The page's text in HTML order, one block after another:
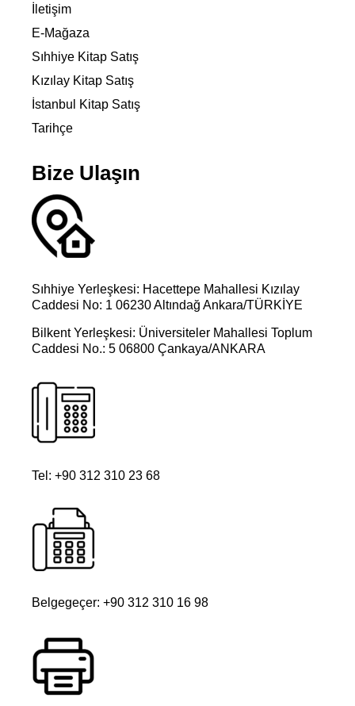
İletişim
E-Mağaza
Sıhhiye Kitap Satış
Kızılay Kitap Satış
İstanbul Kitap Satış
Tarihçe
Bize Ulaşın
Sıhhiye Yerleşkesi: Hacettepe Mahallesi Kızılay
Caddesi No: 1 06230 Altındağ Ankara/TÜRKİYE
Bilkent Yerleşkesi: Üniversiteler Mahallesi Toplum
Caddesi No.: 5 06800 Çankaya/ANKARA
Tel: +90 312 310 23 68
Belgegeçer: +90 312 310 16 98